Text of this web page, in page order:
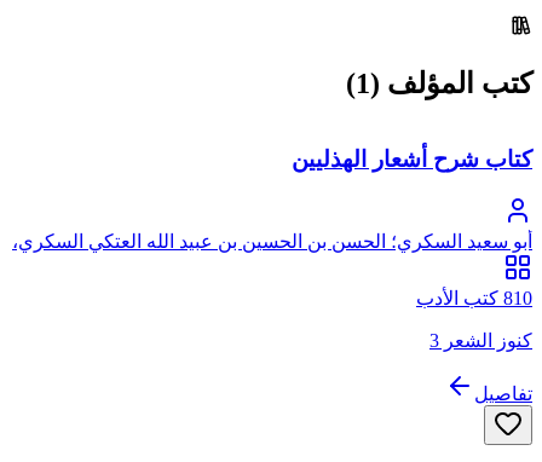
كتب المؤلف (1)
كتاب شرح أشعار الهذليين
أبو سعيد السكري؛ الحسن بن الحسين بن عبيد الله العتكي السكري،
ابو سعيد
810 كتب الأدب
كنوز الشعر 3
تفاصيل